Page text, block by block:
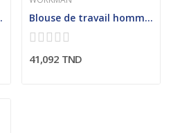
et... Blouse de travail homme col chemisier contrasté
41,092 TND